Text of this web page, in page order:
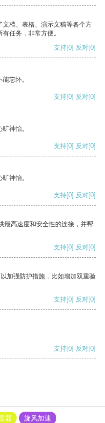
档、表格、演示文稿等各个方
任务，非常方便。
支持[0] 反对[0]
忘怀。
支持[0] 反对[0]
神怡。
支持[0] 反对[0]
神怡。
支持[0] 反对[0]
最高速度和安全性的连接，并帮
支持[0] 反对[0]
加强防护措施，比如增加双重验
支持[0] 反对[0]
支持[0] 反对[0]
器
旋风加速